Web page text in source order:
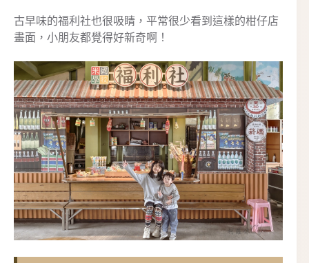
古早味的福利社也很吸睛，平常很少看到這樣的柑仔店
畫面，小朋友都覺得好新奇啊！